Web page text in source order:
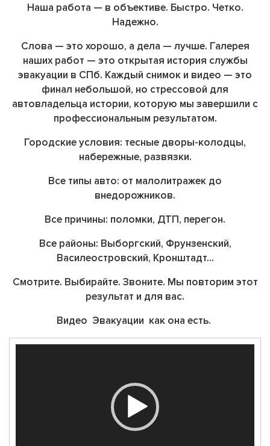
Наша работа — в объективе. Быстро. Четко.
Надежно.
Слова — это хорошо, а дела — лучше. Галерея
наших работ — это открытая история службы
эвакуации в СПб. Каждый снимок и видео — это
финал небольшой, но стрессовой для
автовладельца истории, которую мы завершили с
профессиональным результатом.
Городские условия: тесные дворы-колодцы,
набережные, развязки.
Все типы авто: от малолитражек до
внедорожников.
Все причины: поломки, ДТП, перегон.
Все районы: Выборгский, Фрунзенский,
Василеостровский, Кронштадт…
Смотрите. Выбирайте. Звоните. Мы повторим этот
результат и для вас.
Видео Эвакуации как она есть.